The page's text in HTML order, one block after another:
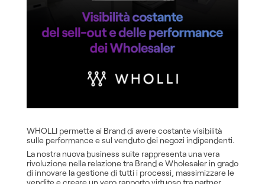
WHOLLI permette ai Brand di avere costante visibilità
sulle performance e sul venduto dei negozi indipendenti.
La nostra nuova business suite rappresenta una vera
rivoluzione nella relazione tra Brand e Wholesaler in grado
di innovare la gestione di tutti i processi, massimizzare le